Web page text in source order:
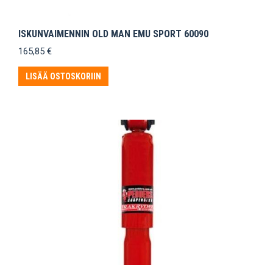
ISKUNVAIMENNIN OLD MAN EMU SPORT 60090
165,85 €
LISÄÄ OSTOSKORIIN